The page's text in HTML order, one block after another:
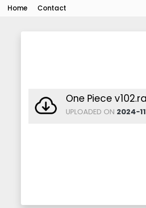
Home Contact
One Piece
UPLOADED ON 2024-